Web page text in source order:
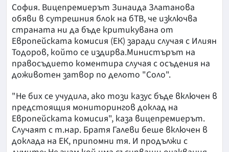
София. Вицепремиерът Зинаида Златанова
обяви в сутрешния блок на бТВ, че изключва
страната ни да бъде критикувана от
Европейската комисия (ЕК) заради случая с Илиян
Тодоров, който се издирва.Министърът на
правосъдието коментира случая с осъдения на
доживотен затвор по делото "Соло".
"Не бих се учудила, ако този казус бъде включен в
предстоящия мониторингов доклад на
Европейската комисия", каза вицепремиерът.
Случаят с т.нар. Братя Галеви беше включен в
доклада на ЕК, припомни тя. И продължи с